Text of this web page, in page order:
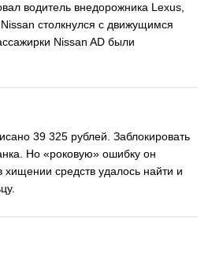
водитель внедорожника Lexus,
столкнулся с движущимся
Nissan AD были
39 325 рублей. Заблокировать
Но «роковую» ошибку он
средств удалось найти и